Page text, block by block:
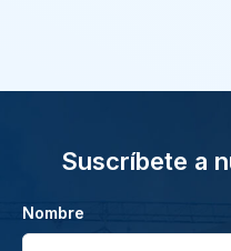
Suscríbete a
Nombre